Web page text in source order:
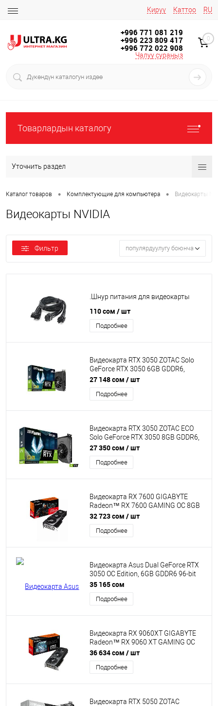
Кирүү Каттоо RU
+996 771 081 219
+996 223 809 417
+996 772 022 908
Чалуу сураңыз
0
Товарлардын каталогу
Уточнить раздел
Каталог товаров • Комплектующие для компьютера • Видеокарты
Видеокарты NVIDIA
Фильтр популярдуулугу боюнча
.Шнур питания для видеокарты
110 сом / шт
Подробнее
Видеокарта RTX 3050 ZOTAC Solo
GeForce RTX 3050 6GB GDDR6,
Engine clock 1470MHz, Memory clock
14Gbps, 96Bit, 3xDP, HDMI [ZT-
A30510G-10L]
27 148 сом / шт
Подробнее
Видеокарта RTX 3050 ZOTAC ECO
Solo GeForce RTX 3050 8GB GDDR6,
Engine clock 1777MHz, Memory clock
14Gbps, 128Bit, 3xDP, HDMI [ZT-
A30500R-10L]
27 350 сом / шт
Подробнее
Видеокарта RX 7600 GIGABYTE
Radeon™ RX 7600 GAMING OC 8GB
GDDR6, Engine clock up 2755MHz,
Memory clock 18000MHz, 128Bit,
2xDP, 2xHDMI [GV-R76GAMING OC-
32 723 сом / шт
Подробнее
Видеокарта Asus Dual GeForce RTX
3050 OC Edition, 6GB GDDR6 96-bit
Engine Clock 1537MHz Memory Speed
14000MHz PCI Express 4.0,
OpenGL4.6, DirectX 12 Ultimate, HDCP
[90YV0K60-M0NA00]
35 165 сом
Подробнее
Видеокарта RX 9060XT GIGABYTE
Radeon™ RX 9060 XT GAMING OC
8GB GDDR6, Engine clock up
3320MHz, Memory clock 20000MHz,
128Bit, 2xDP, HDMI [GV-
36 634 сом / шт
Подробнее
Видеокарта RTX 5050 ZOTAC